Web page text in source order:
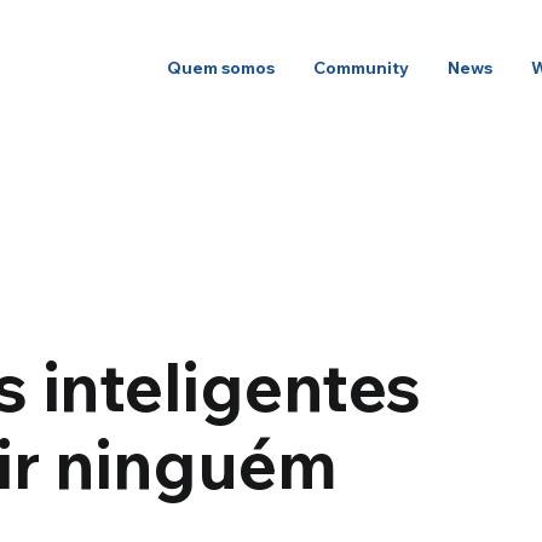
Quem somos Community News
inteligentes
ninguém